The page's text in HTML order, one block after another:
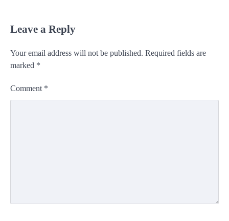
Leave a Reply
Your email address will not be published. Required fields are
marked *
Comment *